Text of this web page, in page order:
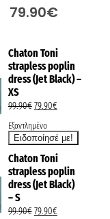
79.90€
Chaton Toni
strapless poplin
dress (Jet Black) –
XS
99.90€79.90€
Εξαντλημένο
Chaton Toni
strapless poplin
dress (Jet Black)
– S
99.90€79.90€